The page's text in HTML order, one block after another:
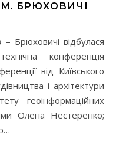
БРЮХОВИЧІ
конференція
від Київського
і архітектури
геоінформаційних
Олена Нестеренко;